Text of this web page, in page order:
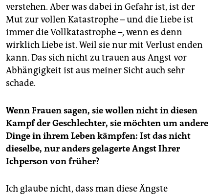
verstehen. Aber was dabei in Gefahr ist, ist der
Mut zur vollen Katastrophe – und die Liebe ist
immer die Vollkatastrophe –, wenn es denn
wirklich Liebe ist. Weil sie nur mit Verlust enden
kann. Das sich nicht zu trauen aus Angst vor
Abhängigkeit ist aus meiner Sicht auch sehr
schade.
Wenn Frauen sagen, sie wollen nicht in diesen
Kampf der Geschlechter, sie möchten um andere
Dinge in ihrem Leben kämpfen: Ist das nicht
dieselbe, nur anders gelagerte Angst Ihrer
Ichperson von früher?
Ich glaube nicht, dass man diese Ängste